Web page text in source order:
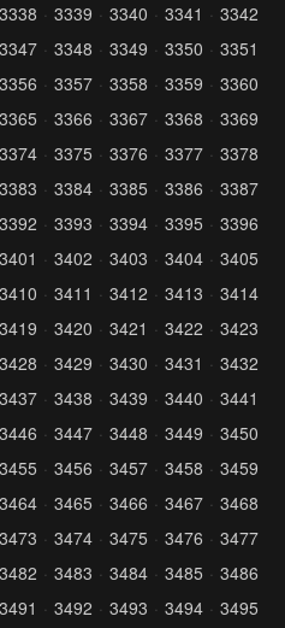
3338 3339 3340 3341
3342
3347 3348 3349 3350
3351
3356 3357 3358 3359
3360
3365 3366 3367 3368
3369
3374 3375 3376 3377
3378
3383 3384 3385 3386
3387
3392 3393 3394 3395
3396
3401 3402 3403 3404
3405
3410 3411 3412 3413
3414
3419 3420 3421 3422
3423
3428 3429 3430 3431
3432
3437 3438 3439 3440
3441
3446 3447 3448 3449
3450
3455 3456 3457 3458
3459
3464 3465 3466 3467
3468
3473 3474 3475 3476
3477
3482 3483 3484 3485
3486
3491 3492 3493 3494
3495